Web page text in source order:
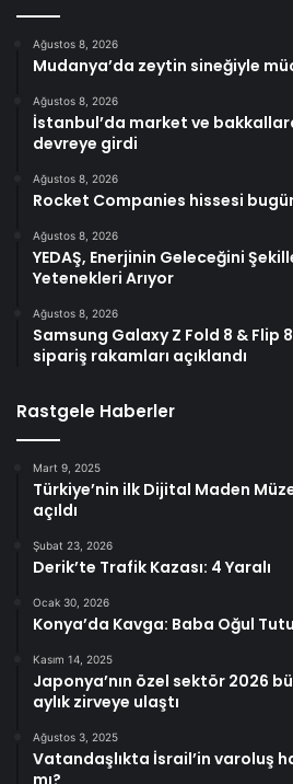
Ağustos 8, 2026
Mudanya’da zeytin sineğiyle
Ağustos 8, 2026
İstanbul’da market ve
devreye girdi
Ağustos 8, 2026
Rocket Companies hissesi
Ağustos 8, 2026
YEDAŞ, Enerjinin Geleceğini
Yetenekleri Arıyor
Ağustos 8, 2026
Samsung Galaxy Z Fold 8 & Flip
sipariş rakamları açıklandı
Rastgele Haberler
Mart 9, 2025
Türkiye’nin ilk Dijital Maden
açıldı
Şubat 23, 2026
Derik’te Trafik Kazası: 4 Yaralı
Ocak 30, 2026
Konya’da Kavga: Baba Oğul
Kasım 14, 2025
Japonya’nın özel sektör 2026
aylık zirveye ulaştı
Ağustos 3, 2025
Vatandaşlıkta İsrail’in varoluş
mı?